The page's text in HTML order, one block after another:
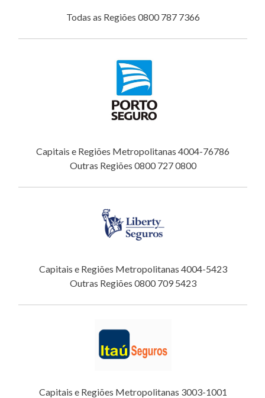
Todas as Regiões 0800 787 7366
Capitais e Regiões Metropolitanas 4004-76786
Outras Regiões 0800 727 0800
Capitais e Regiões Metropolitanas 4004-5423
Outras Regiões 0800 709 5423
Capitais e Regiões Metropolitanas 3003-1001